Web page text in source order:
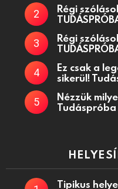
Régi
Régi
Ez csak a
sikerül!
Nézzük
Tudáspróba
Tipikus